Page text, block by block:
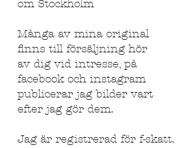
om Stockholm
Många av mina original
finns till försäljning hör
av dig vid intresse, på
facebook och instagram
publicerar jag bilder vart
efter jag gör dem.
Jag är registrerad för f-skatt.